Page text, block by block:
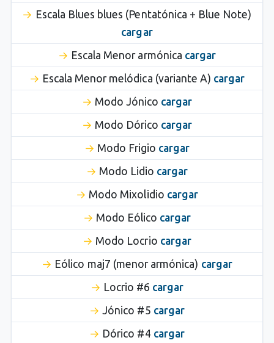
Escala Blues blues (Pentatónica + Blue Note)
cargar
Escala Menor armónica cargar
Escala Menor melódica (variante A) cargar
Modo Jónico cargar
Modo Dórico cargar
Modo Frigio cargar
Modo Lidio cargar
Modo Mixolidio cargar
Modo Eólico cargar
Modo Locrio cargar
Eólico maj7 (menor armónica) cargar
Locrio #6 cargar
Jónico #5 cargar
Dórico #4 cargar